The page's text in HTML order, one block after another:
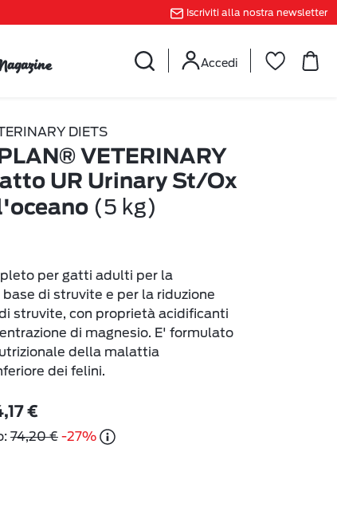
Iscriviti alla nostra newsletter
Accedi
DIETS
VETERINARY
UR Urinary St/Ox
(5 kg)
per gatti adulti per la
di struvite e per la riduzione
struvite, con proprietà acidificanti
di magnesio. E' formulato
della malattia
dei felini.
€
74,20 € -27%